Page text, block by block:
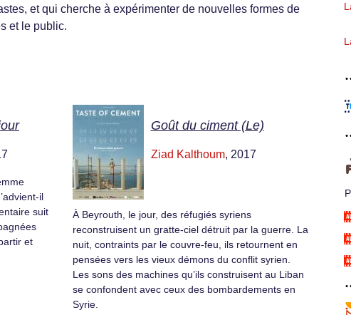
et qui cherche à expérimenter de nouvelles formes de
et le public.
il
suit
et
Goût du ciment (Le)
Ziad Kalthoum, 2017
À Beyrouth, le jour, des réfugiés syriens
reconstruisent un gratte-ciel détruit par la guerre. La
nuit, contraints par le couvre-feu, ils retournent en
pensées vers les vieux démons du conflit syrien.
Les sons des machines qu’ils construisent au Liban
se confondent avec ceux des bombardements en
Syrie.